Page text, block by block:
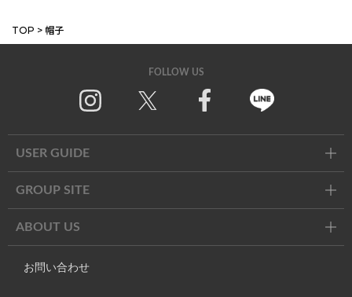
TOP > 帽子
FOLLOW US
USER GUIDE
GROUP SITE
ABOUT US
お問い合わせ